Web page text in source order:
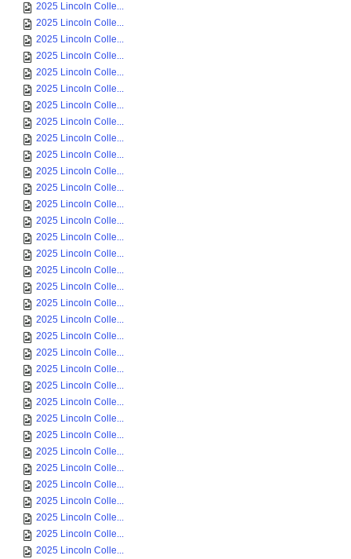
2025 Lincoln Colle...
2025 Lincoln Colle...
2025 Lincoln Colle...
2025 Lincoln Colle...
2025 Lincoln Colle...
2025 Lincoln Colle...
2025 Lincoln Colle...
2025 Lincoln Colle...
2025 Lincoln Colle...
2025 Lincoln Colle...
2025 Lincoln Colle...
2025 Lincoln Colle...
2025 Lincoln Colle...
2025 Lincoln Colle...
2025 Lincoln Colle...
2025 Lincoln Colle...
2025 Lincoln Colle...
2025 Lincoln Colle...
2025 Lincoln Colle...
2025 Lincoln Colle...
2025 Lincoln Colle...
2025 Lincoln Colle...
2025 Lincoln Colle...
2025 Lincoln Colle...
2025 Lincoln Colle...
2025 Lincoln Colle...
2025 Lincoln Colle...
2025 Lincoln Colle...
2025 Lincoln Colle...
2025 Lincoln Colle...
2025 Lincoln Colle...
2025 Lincoln Colle...
2025 Lincoln Colle...
2025 Lincoln Colle...